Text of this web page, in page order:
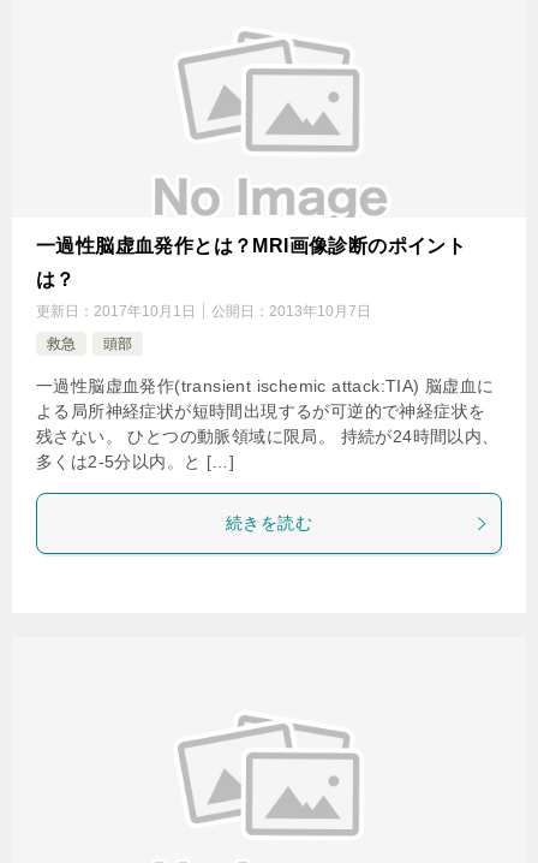
一過性脳虚血発作とは？MRI画像診断のポイント
は？
更新日： 2017年10月1日 公開日： 2013年10月7日
救急
頭部
一過性脳虚血発作(transient ischemic attack:TIA) 脳虚血に
よる局所神経症状が短時間出現するが可逆的で神経症状を
残さない。 ひとつの動脈領域に限局。 持続が24時間以内、
多くは2-5分以内。と […]
続きを読む